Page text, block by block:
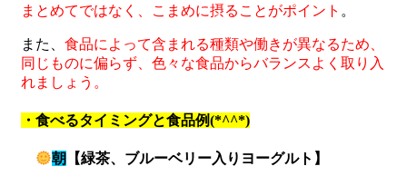
まとめてではなく、こまめに摂ることがポイント 。
また、 食品によって含まれる種類や働きが異なるため、
同じものに偏らず、色々な食品からバランスよく取り入
れましょう。
・食べるタイミングと食品例(*^^*)
朝 【緑茶、ブルーベリー入りヨーグルト】